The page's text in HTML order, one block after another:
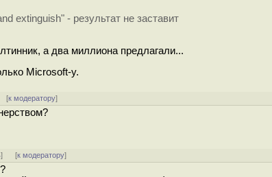
extinguish" - результат не заставит
а два миллиона предлагали...
Microsoft-у.
[к модератору]
] [к модератору]